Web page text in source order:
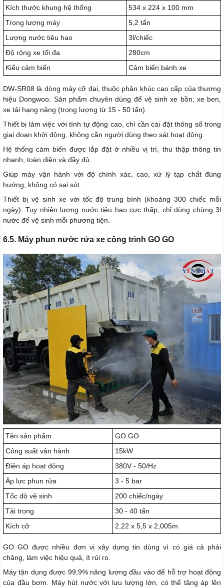
Kích thước khung hệ thống
534 x 224 x 100 mm
Trọng lượng máy
5,2 tấn
Lượng nước tiêu hao
3l/chiếc
Độ rộng xe tối đa
280cm
Kiểu cảm biến
Cảm biến bánh xe
DW-SR08 là dòng máy cỡ đại, thuộc phân khúc cao cấp của thương
hiệu Dongwoo. Sản phẩm chuyên dùng để vệ sinh xe bồn, xe ben,
xe tải hạng nặng (trọng lượng từ 15 - 50 tấn).
Thiết bị làm việc với tính tự động cao, chỉ cần cài đặt thông số trong
giai đoạn khởi động, không cần người dùng theo sát hoạt động.
Hệ thống cảm biến được lắp đặt ở nhiều vị trí, thu thập thông tin
nhanh, toàn diện và đầy đủ.
Giúp máy vận hành với độ chính xác, cao, xử lý tạp chất đúng
hướng, không có sai sót.
Thiết bị vệ sinh xe với tốc độ trung bình (khoảng 300 chiếc mỗi
ngày). Tuy nhiên lượng nước tiêu hao cực thấp, chỉ dùng chừng 3l
nước để vệ sinh mỗi phương tiện.
6.5. Máy phun nước rửa xe công trình GO GO
Tên sản phẩm
GO GO
Công suất vận hành
15kW
Điện áp hoạt động
380V - 50/Hz
Áp lực phun rửa
3 - 5 bar
Tốc độ vệ sinh
200 chiếc/ngày
Tải trọng
30 - 40 tấn
Kích cỡ
2,22 x 5,5 x 2,005m
GO GO được nhiều đơn vị xây dựng tin dùng vì có giá cả phải
chăng, làm việc hiệu quả, ít rủi ro.
Máy tận dụng được 99,9% năng lượng đầu vào để hỗ trợ hoạt động
của đầu bơm. Máy hút nước với lưu lượng lớn, có thể tăng áp lên